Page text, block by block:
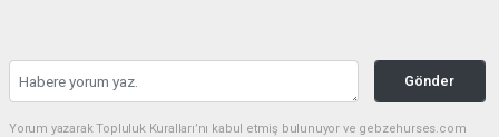
Gönder
Yorum yazarak Topluluk Kuralları’nı kabul etmiş bulunuyor ve gebzehurses.com